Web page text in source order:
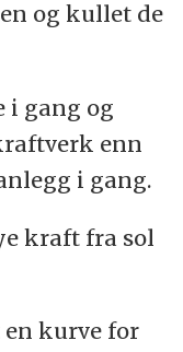
og kullet de
i gang og
enn
i gang.
kraft fra sol
en kurve for